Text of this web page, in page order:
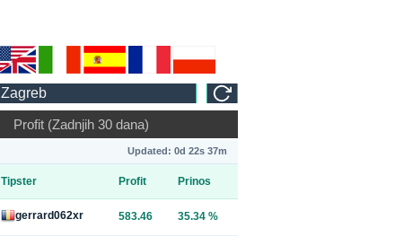
Profit (Zadnjih 30 dana)
Updated: 0d 22s 37m
Tipster Profit Prinos
gerrard062xr 583.46 35.34 %